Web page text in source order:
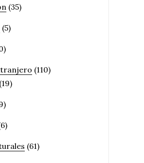
(35)
(5)
(110)
(19)
(61)